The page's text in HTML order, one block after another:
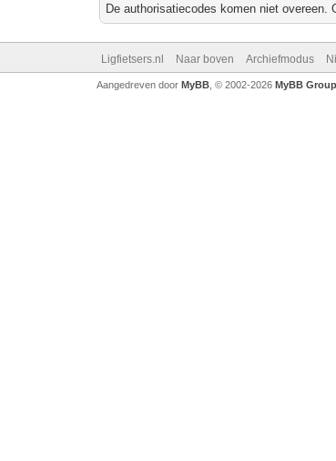
De authorisatiecodes komen niet overeen.
Ligfietsers.nl Naar boven Archiefmodus
Aangedreven door MyBB, © 2002-2026 MyBB Group